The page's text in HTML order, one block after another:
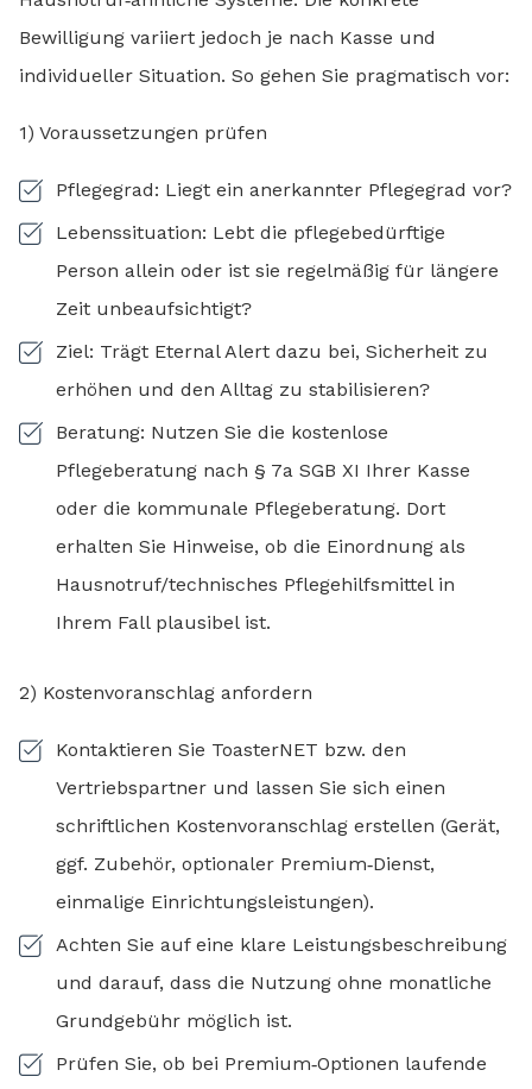
Bewilligung variiert jedoch je nach Kasse und
individueller Situation. So gehen Sie pragmatisch vor:
1) Voraussetzungen prüfen
Pflegegrad: Liegt ein anerkannter Pflegegrad vor?
Lebenssituation: Lebt die pflegebedürftige
Person allein oder ist sie regelmäßig für längere
Zeit unbeaufsichtigt?
Ziel: Trägt Eternal Alert dazu bei, Sicherheit zu
erhöhen und den Alltag zu stabilisieren?
Beratung: Nutzen Sie die kostenlose
Pflegeberatung nach § 7a SGB XI Ihrer Kasse
oder die kommunale Pflegeberatung. Dort
erhalten Sie Hinweise, ob die Einordnung als
Hausnotruf/technisches Pflegehilfsmittel in
Ihrem Fall plausibel ist.
2) Kostenvoranschlag anfordern
Kontaktieren Sie ToasterNET bzw. den
Vertriebspartner und lassen Sie sich einen
schriftlichen Kostenvoranschlag erstellen (Gerät,
ggf. Zubehör, optionaler Premium‑Dienst,
einmalige Einrichtungsleistungen).
Achten Sie auf eine klare Leistungsbeschreibung
und darauf, dass die Nutzung ohne monatliche
Grundgebühr möglich ist.
Prüfen Sie, ob bei Premium‑Optionen laufende